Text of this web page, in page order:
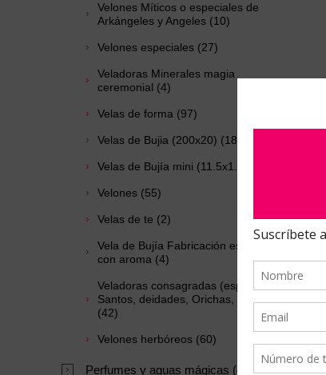
Velones Míticos o especiales de
Arkángeles y Angeles (10)
Velones especiales (27)
Veladoras Minerales magia
ceremonial (4)
Velas de forma (97)
Velas de Bujia (200x20) (18)
Velas de Bujía mini (11.5x1.7) (2)
Velones (55)
Velas de te (2)
Vela de Bujía Fabricación especial
con aroma (4)
Veladoras consagradas (especial
Santos, deidades, Orichas, Símbolos)
(42)
Velones herbóreos (60)
Perfumes y aguas mágicas (47)